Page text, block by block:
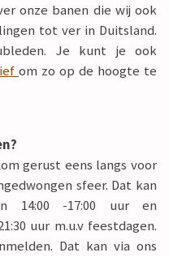
onze banen die wij ook
tot ver in Duitsland.
Je kunt je ook
om zo op de hoogte te
gerust eens langs voor
sfeer. Dat kan
14:00 -17:00 uur en
uur m.u.v feestdagen.
Dat kan via ons